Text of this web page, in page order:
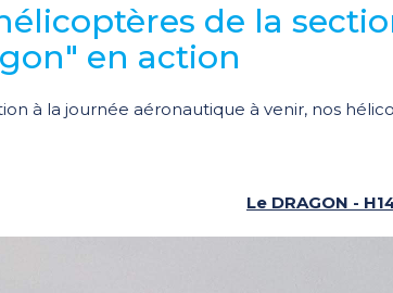
de la
en action
à la journée aéronautique à venir, nos
Le DRAGON -